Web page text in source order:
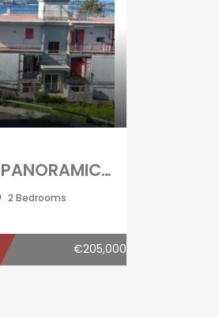
APPARTAMENTO PANORAMICO Pozzuoli-Via Coste D’Agnano
2 Bedrooms
€205,000